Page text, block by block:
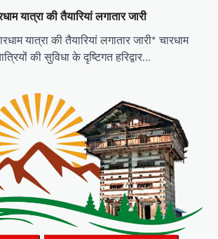
यात्रा की तैयारियां लगातार जारी
यात्रा की तैयारियां लगातार जारी* चारधाम
की सुविधा के दृष्टिगत हरिद्वार…